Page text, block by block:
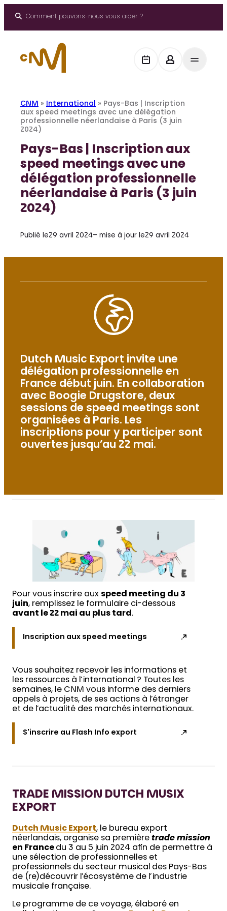
Comment pouvons-nous vous aider ?
CNM » International » Pays-Bas | Inscription
aux speed meetings avec une délégation
professionnelle néerlandaise à Paris (3 juin
2024)
Pays-Bas | Inscription aux
speed meetings avec une
délégation professionnelle
néerlandaise à Paris (3 juin
2024)
Publié le29 avril 2024– mise à jour le29 avril 2024
Dutch Music Export invite une
délégation professionnelle en
France début juin. En collaboration
avec Boogie Drugstore, deux
sessions de speed meetings sont
organisées à Paris. Les
inscriptions pour y participer sont
ouvertes jusqu’au 22 mai.
Pour vous inscrire aux speed meeting du 3
juin, remplissez le formulaire ci-dessous
avant le 22 mai au plus tard.
Inscription aux speed meetings
Vous souhaitez recevoir les informations et
les ressources à l’international ? Toutes les
semaines, le CNM vous informe des derniers
appels à projets, de ses actions à l’étranger
et de l’actualité des marchés internationaux.
S'inscrire au Flash Info export
TRADE MISSION DUTCH MUSIX
EXPORT
Dutch Music Export, le bureau export
néerlandais, organise sa première trade mission
en France du 3 au 5 juin 2024 afin de permettre à
une sélection de professionnelles et
professionnels du secteur musical des Pays-Bas
de (re)découvrir l’écosystème de l’industrie
musicale française.
Le programme de ce voyage, élaboré en